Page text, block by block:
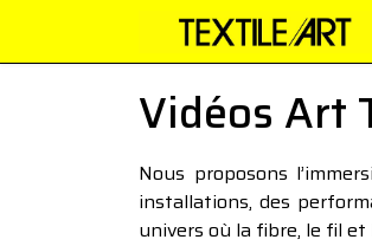
Vidéos Art
Nous proposons
installations, des
univers où la fibre, le fil